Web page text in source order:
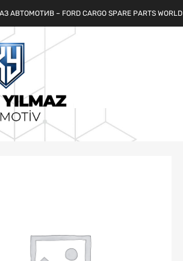
– FORD CARGO SPARE PARTS WORLD